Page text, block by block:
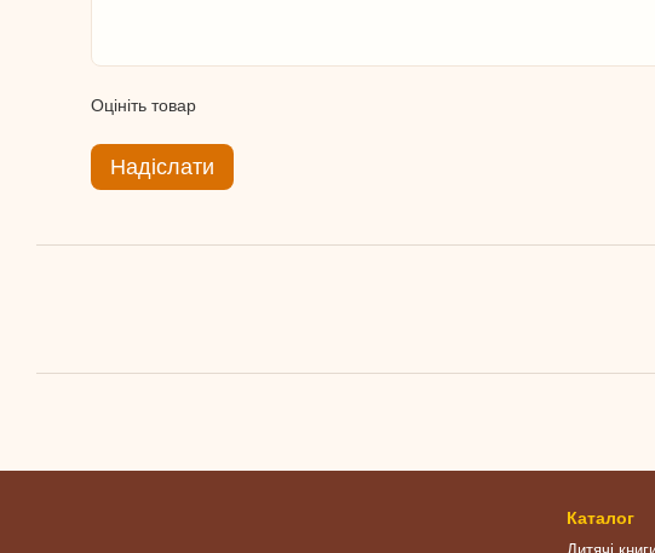
Оцініть товар
Надіслати
Каталог